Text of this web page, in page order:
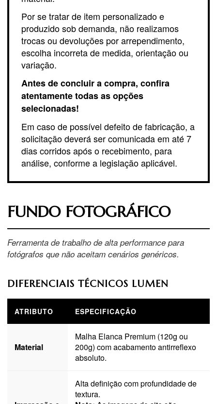
Por se tratar de item personalizado e
produzido sob demanda, não realizamos
trocas ou devoluções por arrependimento,
escolha incorreta de medida, orientação ou
variação.
Antes de concluir a compra, confira
atentamente todas as opções
selecionadas!
Em caso de possível defeito de fabricação, a
solicitação deverá ser comunicada em até 7
dias corridos após o recebimento, para
análise, conforme a legislação aplicável.
FUNDO FOTOGRÁFICO
Ferramenta de trabalho de alta performance para
fotógrafos que não aceitam cenários genéricos.
DIFERENCIAIS TÉCNICOS LUMEN
ATRIBUTO ESPECIFICAÇÃO
Material
Malha Elanca Premium (120g ou
200g) com acabamento antirreflexo
absoluto.
Alta definição com profundidade de
textura.